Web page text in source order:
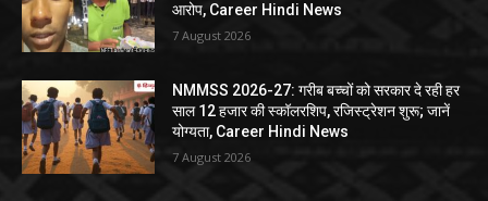
आरोप, Career Hindi News
7 August 2026
NMMSS 2026-27: गरीब बच्चों को सरकार दे रही हर
साल 12 हजार की स्कॉलरशिप, रजिस्ट्रेशन शुरू; जानें
योग्यता, Career Hindi News
7 August 2026